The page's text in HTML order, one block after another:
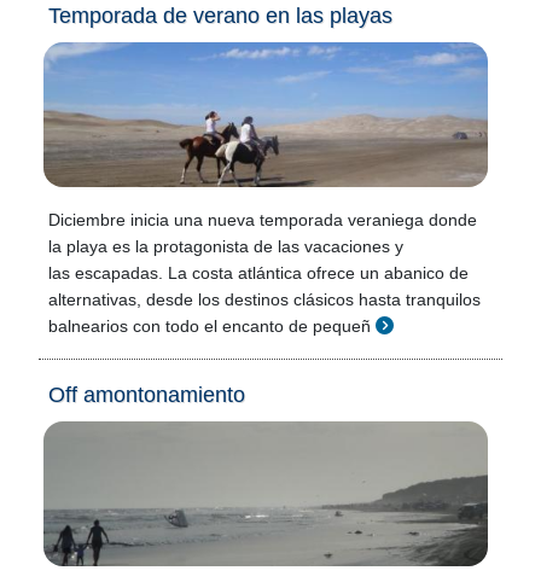
Temporada de verano en las playas
Diciembre inicia una nueva temporada veraniega donde
la playa es la protagonista de las vacaciones y
las escapadas. La costa atlántica ofrece un abanico de
alternativas, desde los destinos clásicos hasta tranquilos
balnearios con todo el encanto de pequeñ
Off amontonamiento